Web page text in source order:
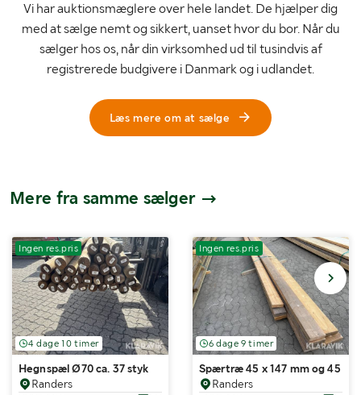
Vi har auktionsmæglere over hele landet. De hjælper dig
med at sælge nemt og sikkert, uanset hvor du bor. Når du
sælger hos os, når din virksomhed ud til tusindvis af
registrerede budgivere i Danmark og i udlandet.
Læs mere om at sælge
Mere fra samme sælger
Ingen res.pris
4 dage 10 timer
Hegnspæl Ø70 ca. 37 styk
Randers
Ingen res.pris
6 dage 9 timer
Spærtræ 45 x 147 mm og 45 x
Randers